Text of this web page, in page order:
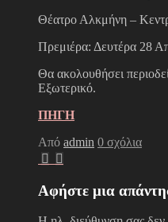
Θέατρο Αλκμήνη –
Πρεμιέρα: Δευτέρα 28
Θα ακολουθήσει
Εξωτερικό.
ΠΗΓΗ
Από admin 0 σχόλια
Αφήστε μια